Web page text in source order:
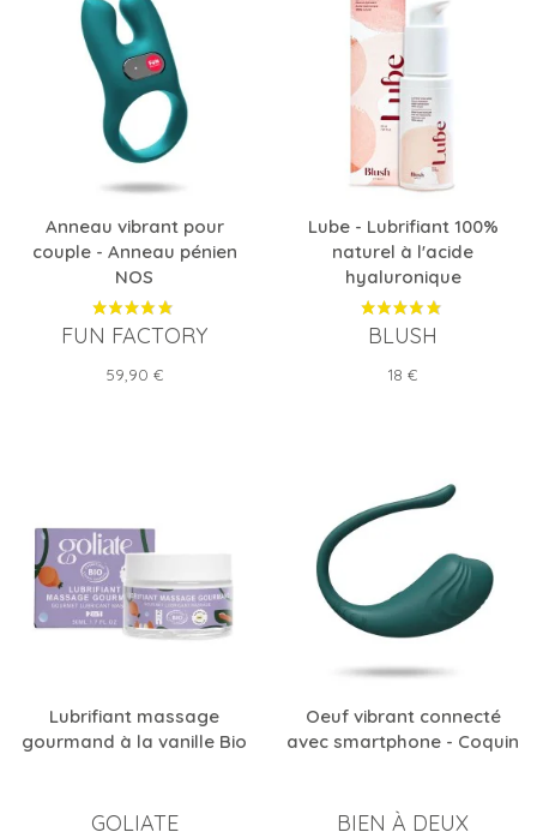
Anneau vibrant pour
couple - Anneau pénien
NOS
FUN FACTORY
Prix
59,90 €
Lube - Lubrifiant 100%
naturel à l'acide
hyaluronique
BLUSH
Prix
18 €
Lubrifiant massage
gourmand à la vanille Bio
GOLIATE
Oeuf vibrant connecté
avec smartphone - Coquin
BIEN À DEUX